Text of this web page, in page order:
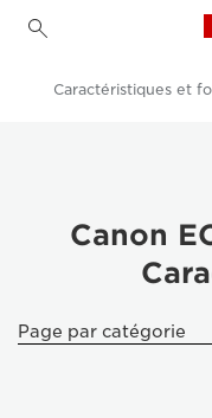
Canon EOS C300
Canon
Page par catégorie